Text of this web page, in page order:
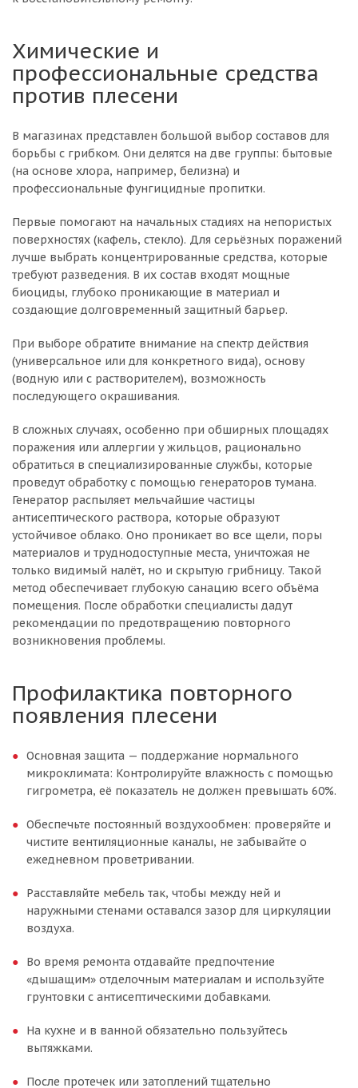
Химические и
профессиональные средства
против плесени
В магазинах представлен большой выбор составов для
борьбы с грибком. Они делятся на две группы: бытовые
(на основе хлора, например, белизна) и
профессиональные фунгицидные пропитки.
Первые помогают на начальных стадиях на непористых
поверхностях (кафель, стекло). Для серьёзных поражений
лучше выбрать концентрированные средства, которые
требуют разведения. В их состав входят мощные
биоциды, глубоко проникающие в материал и
создающие долговременный защитный барьер.
При выборе обратите внимание на спектр действия
(универсальное или для конкретного вида), основу
(водную или с растворителем), возможность
последующего окрашивания.
В сложных случаях, особенно при обширных площадях
поражения или аллергии у жильцов, рационально
обратиться в специализированные службы, которые
проведут обработку с помощью генераторов тумана.
Генератор распыляет мельчайшие частицы
антисептического раствора, которые образуют
устойчивое облако. Оно проникает во все щели, поры
материалов и труднодоступные места, уничтожая не
только видимый налёт, но и скрытую грибницу. Такой
метод обеспечивает глубокую санацию всего объёма
помещения. После обработки специалисты дадут
рекомендации по предотвращению повторного
возникновения проблемы.
Профилактика повторного
появления плесени
Основная защита — поддержание нормального
микроклимата: Контролируйте влажность с помощью
гигрометра, её показатель не должен превышать 60%.
Обеспечьте постоянный воздухообмен: проверяйте и
чистите вентиляционные каналы, не забывайте о
ежедневном проветривании.
Расставляйте мебель так, чтобы между ней и
наружными стенами оставался зазор для циркуляции
воздуха.
Во время ремонта отдавайте предпочтение
«дышащим» отделочным материалам и используйте
грунтовки с антисептическими добавками.
На кухне и в ванной обязательно пользуйтесь
вытяжками.
После протечек или затоплений тщательно